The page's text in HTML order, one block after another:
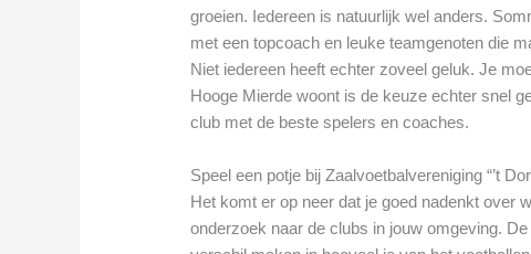
groeien. Iedereen is natuurlijk wel anders.
met een topcoach en leuke teamgenoten die
Niet iedereen heeft echter zoveel geluk. Je
Hooge Mierde woont is de keuze echter snel
club met de beste spelers en coaches.
Speel een potje bij Zaalvoetbalvereniging “’t
Het komt er op neer dat je goed nadenkt over
onderzoek naar de clubs in jouw omgeving.